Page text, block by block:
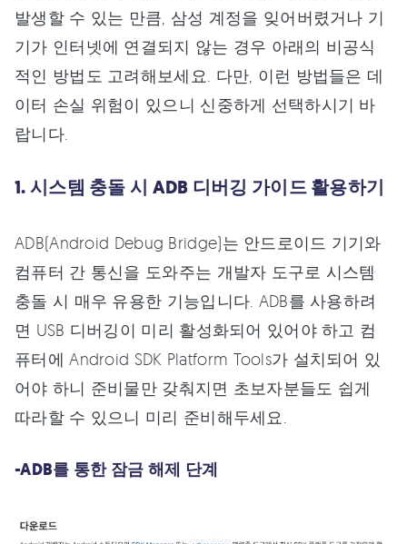
발생할 수 있는 만큼, 삼성 계정을 잊어버렸거나 기
기가 인터넷에 연결되지 않는 경우 아래의 비공식
적인 방법도 고려해보세요. 다만, 이런 방법들은 데
이터 손실 위험이 있으니 신중하게 선택하시기 바
랍니다.
1. 시스템 충돌 시 ADB 디버깅 가이드 활용하기
ADB(Android Debug Bridge)는 안드로이드 기기와
컴퓨터 간 통신을 도와주는 개발자 도구로 시스템
충돌 시 매우 유용한 기능입니다. ADB를 사용하려
면 USB 디버깅이 미리 활성화되어 있어야 하고 컴
퓨터에 Android SDK Platform Tools가 설치되어 있
어야 하니 준비물만 갖춰지면 초보자분들도 쉽게
따라할 수 있으니 미리 준비해두세요.
-ADB를 통한 잠금 해제 단계